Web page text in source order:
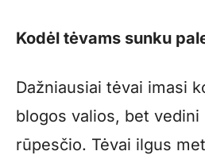
Kodėl tėvams sunku
Dažniausiai tėvai imasi
blogos valios, bet vedini
rūpesčio. Tėvai ilgus